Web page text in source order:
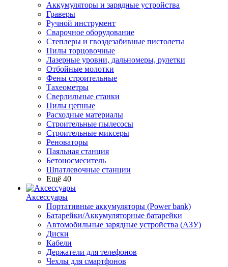
Аккумуляторы и зарядные устройства
Граверы
Ручной инструмент
Сварочное оборудование
Степлеры и гвоздезабивные пистолеты
Пилы торцовочные
Лазерные уровни, дальномеры, рулетки
Отбойные молотки
Фены строительные
Тахеометры
Сверлильные станки
Пилы цепные
Расходные материалы
Строительные пылесосы
Строительные миксеры
Реноваторы
Паяльная станция
Бетоносмеситель
Шпатлевочные станции
Ещё 40
Аксессуары
Портативные аккумуляторы (Power bank)
Батарейки/Аккумуляторные батарейки
Автомобильные зарядные устройства (АЗУ)
Диски
Кабели
Держатели для телефонов
Чехлы для смартфонов